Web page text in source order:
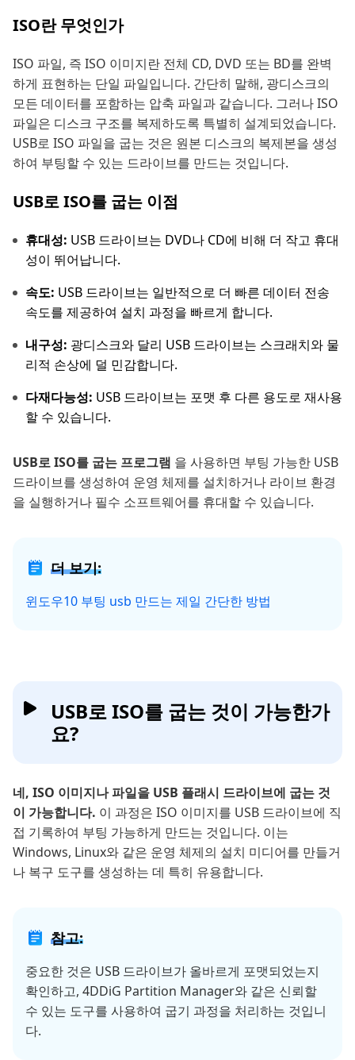
ISO란 무엇인가
ISO 파일, 즉 ISO 이미지란 전체 CD, DVD 또는 BD를 완벽
하게 표현하는 단일 파일입니다. 간단히 말해, 광디스크의
모든 데이터를 포함하는 압축 파일과 같습니다. 그러나 ISO
파일은 디스크 구조를 복제하도록 특별히 설계되었습니다.
USB로 ISO 파일을 굽는 것은 원본 디스크의 복제본을 생성
하여 부팅할 수 있는 드라이브를 만드는 것입니다.
USB로 ISO를 굽는 이점
휴대성: USB 드라이브는 DVD나 CD에 비해 더 작고 휴대
성이 뛰어납니다.
속도: USB 드라이브는 일반적으로 더 빠른 데이터 전송
속도를 제공하여 설치 과정을 빠르게 합니다.
내구성: 광디스크와 달리 USB 드라이브는 스크래치와 물
리적 손상에 덜 민감합니다.
다재다능성: USB 드라이브는 포맷 후 다른 용도로 재사용
할 수 있습니다.
USB로 ISO를 굽는 프로그램 을 사용하면 부팅 가능한 USB
드라이브를 생성하여 운영 체제를 설치하거나 라이브 환경
을 실행하거나 필수 소프트웨어를 휴대할 수 있습니다.
더 보기:
윈도우10 부팅 usb 만드는 제일 간단한 방법
USB로 ISO를 굽는 것이 가능한가
요?
네, ISO 이미지나 파일을 USB 플래시 드라이브에 굽는 것
이 가능합니다. 이 과정은 ISO 이미지를 USB 드라이브에 직
접 기록하여 부팅 가능하게 만드는 것입니다. 이는
Windows, Linux와 같은 운영 체제의 설치 미디어를 만들거
나 복구 도구를 생성하는 데 특히 유용합니다.
참고:
중요한 것은 USB 드라이브가 올바르게 포맷되었는지
확인하고, 4DDiG Partition Manager와 같은 신뢰할
수 있는 도구를 사용하여 굽기 과정을 처리하는 것입니
다.